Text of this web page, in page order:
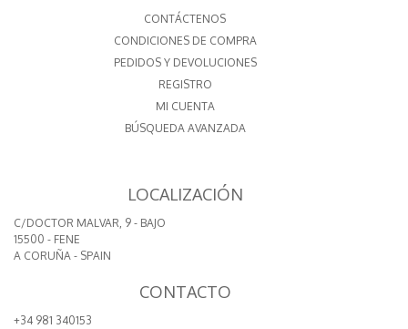
CONTÁCTENOS
CONDICIONES DE COMPRA
PEDIDOS Y DEVOLUCIONES
REGISTRO
MI CUENTA
BÚSQUEDA AVANZADA
LOCALIZACIÓN
C/DOCTOR MALVAR, 9 - BAJO
15500 - FENE
A CORUÑA - SPAIN
CONTACTO
+34 981 340153